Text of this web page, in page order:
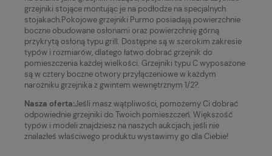
grzejniki stojące montując je na podłodze na specjalnych
stojakach.Pokojowe grzejniki Purmo posiadają powierzchnie
boczne obudowane osłonami oraz powierzchnię górną
przykrytą osłoną typu grill. Dostępne są w szerokim zakresie
typów i rozmiarów, dlatego łatwo dobrać grzejnik do
pomieszczenia każdej wielkości. Grzejniki typu C wyposażone
są w cztery boczne otwory przyłączeniowe w każdym
narożniku grzejnika z gwintem wewnętrznym 1/2?.
Nasza oferta:Jeśli masz wątpliwości, pomożemy Ci dobrać
odpowiednie grzejniki do Twoich pomieszczeń. Większość
typów i modeli znajdziesz na naszych aukcjach, jeśli nie
znalazłeś właściwego produktu wystawimy go dla Ciebie!